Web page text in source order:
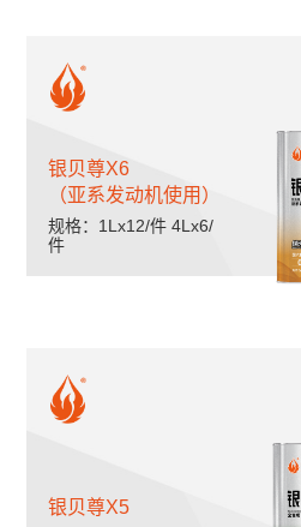
银贝尊X6
（亚系发动机使用）
规格：1Lx12/件 4Lx6/
件
银贝尊X5